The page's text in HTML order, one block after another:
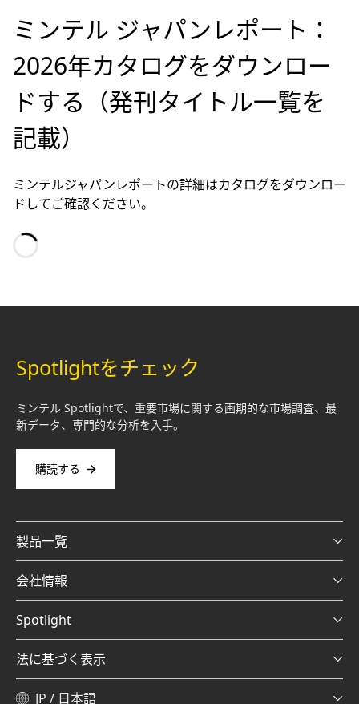
ミンテル ジャパンレポート：
2026年カタログをダウンロー
ドする（発刊タイトル一覧を
記載）
ミンテルジャパンレポートの詳細はカタログをダウンロー
ドしてご確認ください。
Spotlightをチェック
ミンテル Spotlightで、重要市場に関する画期的な市場調査、最
新データ、専門的な分析を入手。
購読する
製品一覧
会社情報
Spotlight
法に基づく表示
JP / 日本語